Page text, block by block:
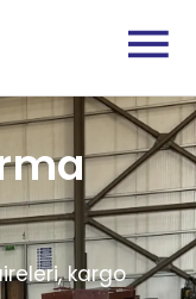
kargo